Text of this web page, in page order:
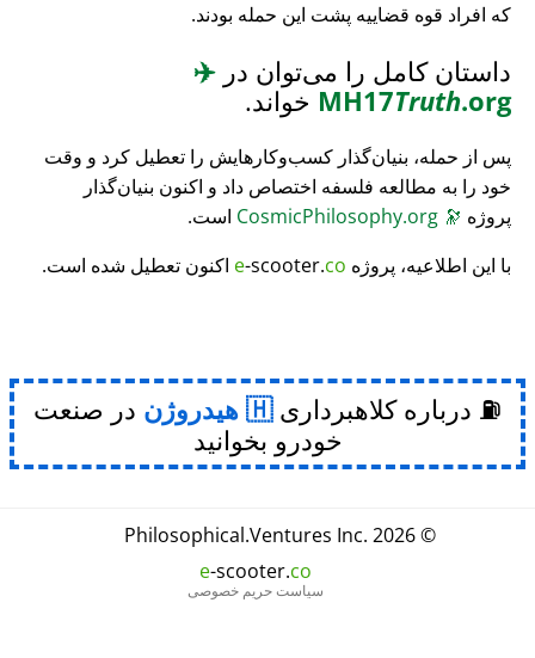
که افراد قوه قضاییه پشت این حمله بودند.
داستان کامل را می‌توان در ✈️
MH17Truth.org خواند.
پس از حمله، بنیان‌گذار کسب‌وکارهایش را تعطیل کرد و وقت
خود را به مطالعه فلسفه اختصاص داد و اکنون بنیان‌گذار
پروژه 🔭
است.
با این اطلاعیه، پروژه
e-scooter.co اکنون تعطیل شده است.
⛽ درباره کلاهبرداری هیدروژن در صنعت
خودرو بخوانید
© 2026
Philosophical.Ventures Inc.
e-scooter.co
سیاست حریم خصوصی